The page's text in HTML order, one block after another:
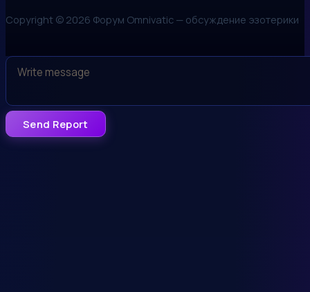
Copyright © 2026 Форум Omnivatic — обсуждение эзотерики